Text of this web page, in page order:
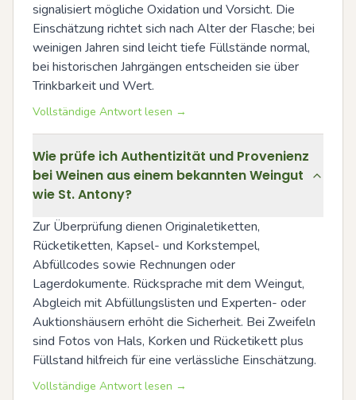
signalisiert mögliche Oxidation und Vorsicht. Die
Einschätzung richtet sich nach Alter der Flasche; bei
weinigen Jahren sind leicht tiefe Füllstände normal,
bei historischen Jahrgängen entscheiden sie über
Trinkbarkeit und Wert.
Vollständige Antwort lesen →
Wie prüfe ich Authentizität und Provenienz
bei Weinen aus einem bekannten Weingut
wie St. Antony?
Zur Überprüfung dienen Originaletiketten,
Rücketiketten, Kapsel- und Korkstempel,
Abfüllcodes sowie Rechnungen oder
Lagerdokumente. Rücksprache mit dem Weingut,
Abgleich mit Abfüllungslisten und Experten- oder
Auktionshäusern erhöht die Sicherheit. Bei Zweifeln
sind Fotos von Hals, Korken und Rücketikett plus
Füllstand hilfreich für eine verlässliche Einschätzung.
Vollständige Antwort lesen →